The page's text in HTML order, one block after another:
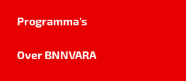
Programma's
Over BNNVARA